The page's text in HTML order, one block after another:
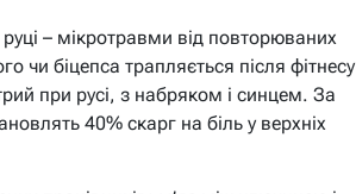
– мікротравми від повторюваних
чи біцепса трапляється після фітнесу
при русі, з набряком і синцем. За
40% скарг на біль у верхніх